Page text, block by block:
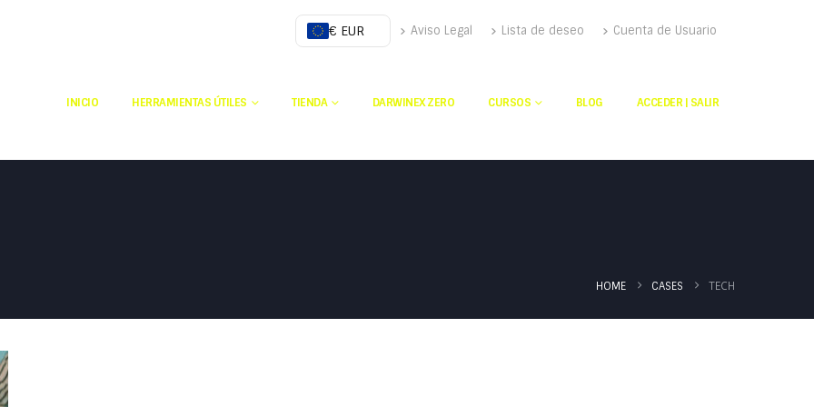
€ EUR Aviso Legal Lista de deseo Cuenta de Usuario
INICIO HERRAMIENTAS ÚTILES TIENDA DARWINEX ZERO CURSOS BLOG ACCEDER | SALIR
HOME CASES TECH